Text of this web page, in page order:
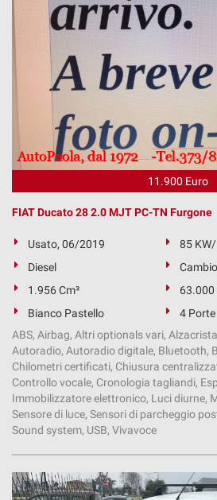
11.900 Euro
FIAT Ducato 28 2.0 MJT PC-TN Furgone
Usato, 06/2019
85
Diesel
1.956 Cm³
63.000
Bianco Pastello
4 Porte
ABS, Airbag, Altri optionals vari,
Autoradio, Autoradio digitale, Bluetooth,
Chilometri certificati, Chiusura
Controllo vocale, Cronologia tagliandi,
Immobilizzatore elettronico, Luci diurne,
Sensore di luce, Sensori di parcheggio
Sound system, USB, Vivavoce